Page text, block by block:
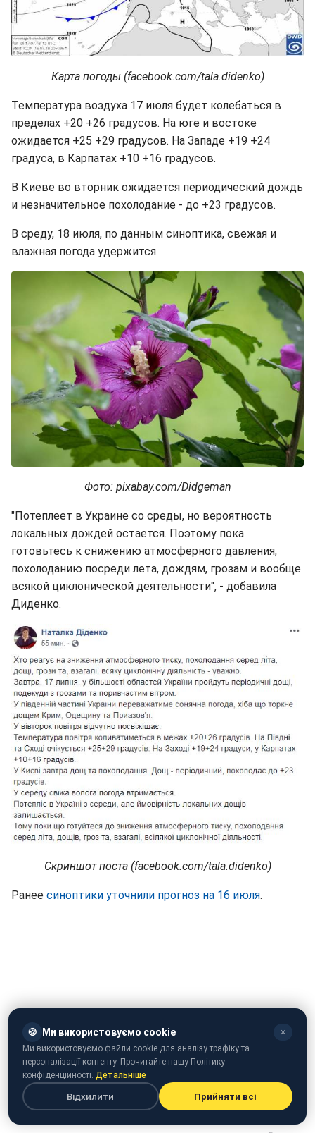
Карта погоды (facebook.com/tala.didenko)
Температура воздуха 17 июля будет колебаться в
пределах +20 +26 градусов. На юге и востоке
ожидается +25 +29 градусов. На Западе +19 +24
градуса, в Карпатах +10 +16 градусов.
В Киеве во вторник ожидается периодический дождь
и незначительное похолодание - до +23 градусов.
В среду, 18 июля, по данным синоптика, свежая и
влажная погода удержится.
Фото: pixabay.com/Didgeman
"Потеплеет в Украине со среды, но вероятность
локальных дождей остается. Поэтому пока
готовьтесь к снижению атмосферного давления,
похолоданию посреди лета, дождям, грозам и вообще
всякой циклонической деятельности", - добавила
Диденко.
Скриншот поста (facebook.com/tala.didenko)
Ранее синоптики уточнили прогноз на 16 июля.
5 недорогих и уютных мест для отдыха на Черном море
(видео: STYLER.rbc.ua)
🍪 Ми використовуємо cookie ✕
Ми використовуємо файли cookie для аналізу трафіку та
персоналізації контенту. Прочитайте нашу Політику
конфіденційності. Детальніше
Відхилити Прийняти всі